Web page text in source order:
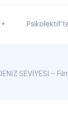
SEVİYESİ –